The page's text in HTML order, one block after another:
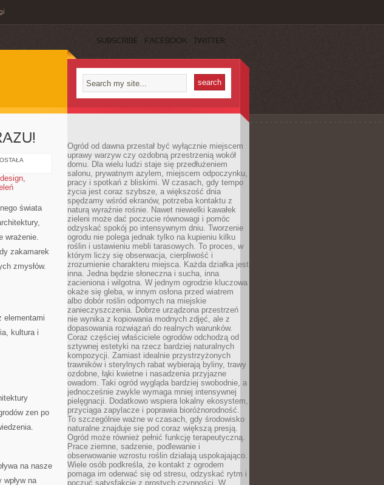
SUBSCRIBE FACEBOOK TWITTER
,
świata
wrażenie.
zakamarek
zmysłów.
elementami
kultura i
zen po
na nasze
na
Ogród od dawna przestał być wyłącznie miejscem
uprawy warzyw czy ozdobną przestrzenią wokół
domu. Dla wielu ludzi staje się przedłużeniem
salonu, prywatnym azylem, miejscem odpoczynku,
pracy i spotkań z bliskimi. W czasach, gdy tempo
życia jest coraz szybsze, a większość dnia
spędzamy wśród ekranów, potrzeba kontaktu z
naturą wyraźnie rośnie. Nawet niewielki kawałek
zieleni może dać poczucie równowagi i pomóc
odzyskać spokój po intensywnym dniu. Tworzenie
ogrodu nie polega jednak tylko na kupieniu kilku
roślin i ustawieniu mebli tarasowych. To proces, w
którym liczy się obserwacja, cierpliwość i
zrozumienie charakteru miejsca. Każda działka jest
inna. Jedna będzie słoneczna i sucha, inna
zacieniona i wilgotna. W jednym ogrodzie kluczowa
okaże się gleba, w innym osłona przed wiatrem
albo dobór roślin odpornych na miejskie
zanieczyszczenia. Dobrze urządzona przestrzeń
nie wynika z kopiowania modnych zdjęć, ale z
dopasowania rozwiązań do realnych warunków.
Coraz częściej właściciele ogrodów odchodzą od
sztywnej estetyki na rzecz bardziej naturalnych
kompozycji. Zamiast idealnie przystrzyżonych
trawników i sterylnych rabat wybierają byliny, trawy
ozdobne, łąki kwietne i nasadzenia przyjazne
owadom. Taki ogród wygląda bardziej swobodnie, a
jednocześnie zwykle wymaga mniej intensywnej
pielęgnacji. Dodatkowo wspiera lokalny ekosystem,
przyciąga zapylacze i poprawia bioróżnorodność.
To szczególnie ważne w czasach, gdy środowisko
naturalne znajduje się pod coraz większą presją.
Ogród może również pełnić funkcję terapeutyczną.
Prace ziemne, sadzenie, podlewanie i
obserwowanie wzrostu roślin działają uspokajająco.
Wiele osób podkreśla, że kontakt z ogrodem
pomaga im oderwać się od stresu, odzyskać rytm i
poczuć satysfakcję z prostych czynności. W